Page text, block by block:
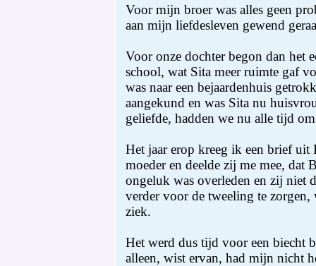
Voor mijn broer was alles geen
aan mijn liefdesleven gewend
Voor onze dochter begon dan het
school, wat Sita meer ruimte gaf
was naar een bejaardenhuis
aangekund en was Sita nu
geliefde, hadden we nu alle tijd
Het jaar erop kreeg ik een brief
moeder en deelde zij me mee, dat
ongeluk was overleden en zij niet
verder voor de tweeling te zorgen,
ziek.
Het werd dus tijd voor een biecht
alleen, wist ervan, had mijn nicht